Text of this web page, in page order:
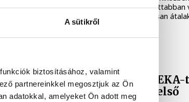
A sütikről
biztosításához, valamint
partnereinkkel megosztjuk az Ön
adatokkal, amelyeket Ön adott meg
szurkolók is egyre izgatottabban
mire lesz képes az alaposan
az előttünk álló idényben.
A Veszprém a NEKA-t
fogadja az NB I első